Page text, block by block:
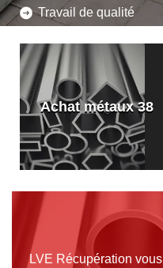
Travail de qualité
Achat métaux 38
LVE Récupération